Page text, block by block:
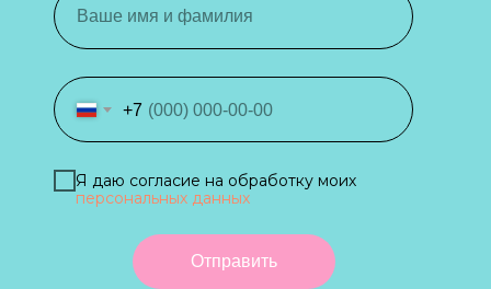
+7
Я даю согласие на обработку моих
персональных данных
Отправить